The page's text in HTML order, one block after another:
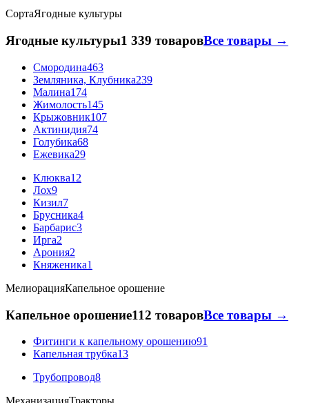
СортаЯгодные культуры
Ягодные культуры1 339 товаровВсе товары →
Смородина463
Земляника, Клубника239
Малина174
Жимолость145
Крыжовник107
Актинидия74
Голубика68
Ежевика29
Клюква12
Лох9
Кизил7
Брусника4
Барбарис3
Ирга2
Арония2
Княженика1
МелиорацияКапельное орошение
Капельное орошение112 товаровВсе товары →
Фитинги к капельному орошению91
Капельная трубка13
Трубопровод8